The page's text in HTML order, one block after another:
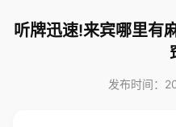
听牌迅速!来宾哪里有
发布时间：